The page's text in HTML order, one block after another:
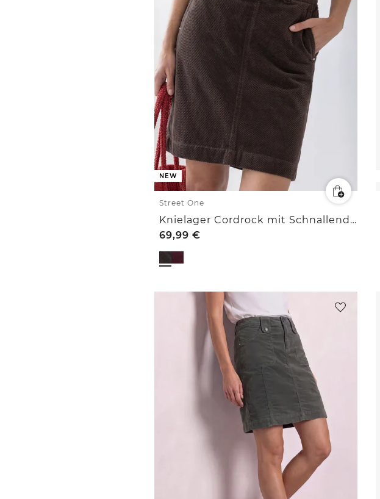
NEW
Street One
Knielager Cordrock mit Schnallendetail
69,99€